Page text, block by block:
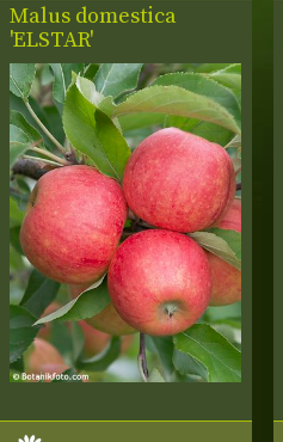
Malus domestica
'ELSTAR'